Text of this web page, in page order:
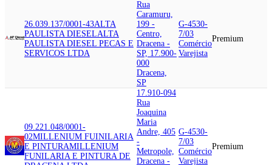
26.039.137/0001-43ALTA
PAULISTA DIESELALTA
PAULISTA DIESEL PECAS E
SERVICOS LTDA
Rua
Caramuru,
199 -
Centro,
Dracena -
SP, 17.900-
000
Dracena,
SP
G-4530-
7/03
Comércio
Varejista
Premium
09.221.048/0001-
02MILLENIUM FUINILARIA
E PINTURAMILLENIUM
FUNILARIA E PINTURA DE
17.910-094
Rua
Joaquina
Maria
Andre, 405
-
Metropole,
Dracena -
G-4530-
7/03
Comércio
Varejista
Premium